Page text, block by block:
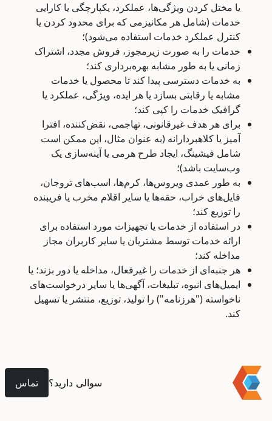
یا مختل کردن ویژگی‌ها، عملکرد، یکپارچگی یا کارایی
خدمات (شامل هر مکانیزمی که برای محدود کردن یا
کنترل عملکرد خدمات استفاده می‌شود)؛
خدمات را به صورت زیرمجوز، فروش مجدد، اشتراک
زمانی یا به طور مشابه بهره‌برداری کند؛
به خدمات دسترسی پیدا کند تا محصول یا خدمات
مشابه یا رقابتی بسازد یا هر ایده، ویژگی، عملکرد یا
گرافیک خدمات را کپی کند؛
برای هر هدف غیرقانونی، تهاجمی، نقض‌کننده، افترا
آمیز یا کلاهبردارانه (به عنوان مثال، این ممکن است
شامل فیشینگ، ایجاد طرح هرمی یا آینه‌سازی یک
وب‌سایت باشد)؛
به طور عمدی ویروس‌ها، کرم‌ها، اسب‌های تروجان،
فایل‌های خراب، حقه‌ها یا سایر اقلام مخرب یا فریبنده
را توزیع کند؛
در استفاده از خدمات یا تجهیزات مورد استفاده برای
ارائه خدمات توسط مشتریان یا سایر کاربران مجاز
مداخله کند؛
هر جنبه‌ای از خدمات را غیرفعال، مداخله یا دور بزند؛ یا
ایمیل‌های انبوه، تبلیغات، آگهی‌ها یا سایر درخواست‌های
ناخواسته ("هرزنامه") را تولید، توزیع، منتشر یا تسهیل
کند.
سوالی دارید؟ تماس